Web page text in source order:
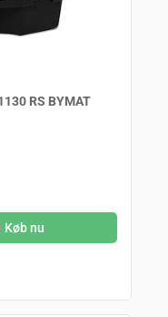
RS BYMAT
Køb nu